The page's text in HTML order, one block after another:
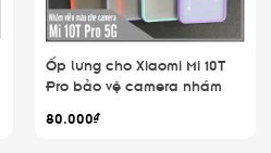
Ốp lưng cho Xiaomi Mi 10T
Pro bảo vệ camera nhám
80.000₫